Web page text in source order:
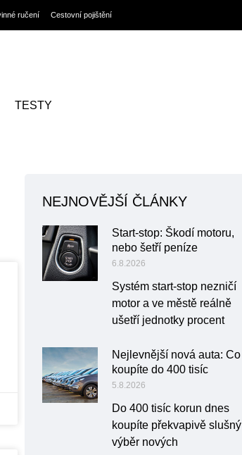
ručení Cestovní pojištění
TESTY
NEJNOVĚJŠÍ ČLÁNKY
Start-stop: Škodí motoru,
nebo šetří peníze
6.8.2026
Systém start-stop nezničí
motor a ve městě reálně
ušetří jednotky procent
Nejlevnější nová auta: Co
koupíte do 400 tisíc
5.8.2026
Do 400 tisíc korun dnes
koupíte překvapivě slušný
výběr nových